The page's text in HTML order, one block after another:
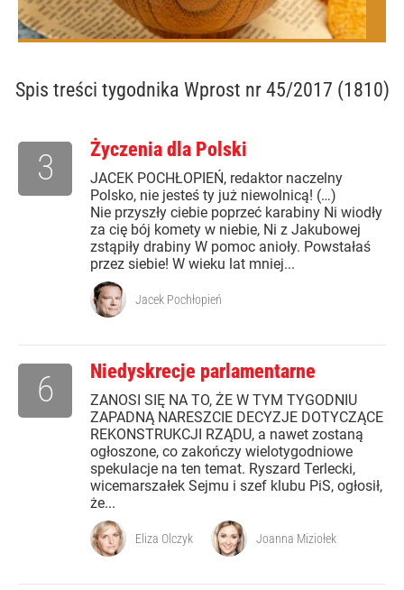
Spis treści tygodnika Wprost nr 45/2017 (1810)
Życzenia dla Polski
JACEK POCHŁOPIEŃ, redaktor naczelny
Polsko, nie jesteś ty już niewolnicą! (…)
Nie przyszły ciebie poprzeć karabiny Ni wiodły
za cię bój komety w niebie, Ni z Jakubowej
zstąpiły drabiny W pomoc anioły. Powstałaś
przez siebie! W wieku lat mniej...
3
Jacek Pochłopień
Niedyskrecje parlamentarne
ZANOSI SIĘ NA TO, ŻE W TYM TYGODNIU
ZAPADNĄ NARESZCIE DECYZJE DOTYCZĄCE
REKONSTRUKCJI RZĄDU, a nawet zostaną
ogłoszone, co zakończy wielotygodniowe
spekulacje na ten temat. Ryszard Terlecki,
wicemarszałek Sejmu i szef klubu PiS, ogłosił,
że...
6
Eliza Olczyk Joanna Miziołek